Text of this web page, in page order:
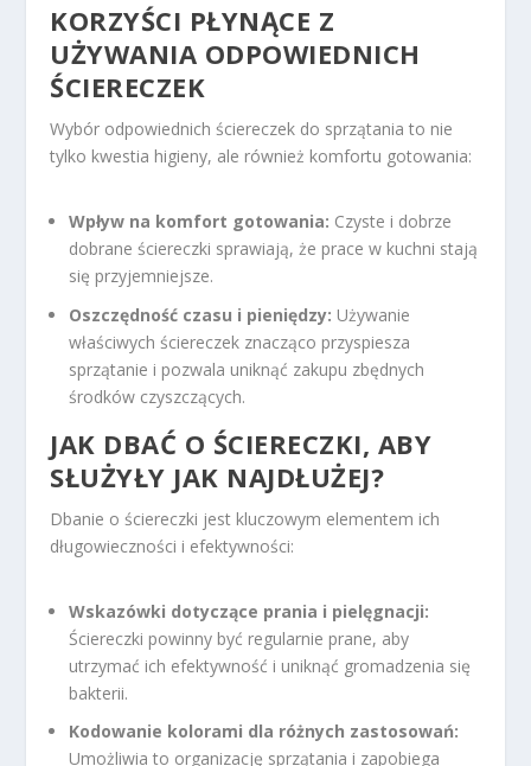
KORZYŚCI PŁYNĄCE Z
UŻYWANIA ODPOWIEDNICH
ŚCIERECZEK
Wybór odpowiednich ściereczek do sprzątania to nie
tylko kwestia higieny, ale również komfortu gotowania:
Wpływ na komfort gotowania: Czyste i dobrze
dobrane ściereczki sprawiają, że prace w kuchni stają
się przyjemniejsze.
Oszczędność czasu i pieniędzy: Używanie
właściwych ściereczek znacząco przyspiesza
sprzątanie i pozwala uniknąć zakupu zbędnych
środków czyszczących.
JAK DBAĆ O ŚCIERECZKI, ABY
SŁUŻYŁY JAK NAJDŁUŻEJ?
Dbanie o ściereczki jest kluczowym elementem ich
długowieczności i efektywności:
Wskazówki dotyczące prania i pielęgnacji:
Ściereczki powinny być regularnie prane, aby
utrzymać ich efektywność i uniknąć gromadzenia się
bakterii.
Kodowanie kolorami dla różnych zastosowań:
Umożliwia to organizację sprzątania i zapobiega